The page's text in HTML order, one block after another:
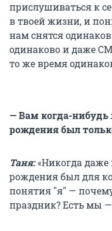
прислушиваться к
в твоей жизни, и
нам снятся
одинаково и даже
то же время
— Вам когда-нибудь
рождения был
Таня:«Никогда даже
рождения был для
понятия "я" —
праздник? Есть мы